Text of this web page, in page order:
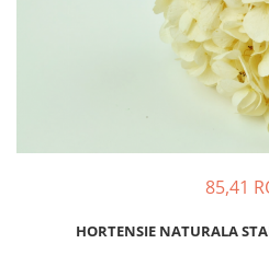
85,41
HORTENSIE NATURALA